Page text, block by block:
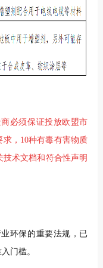
必须保证投放欧盟市
求，10种有毒有害物质
术文档和符合性声明
环保的重要法规，已
门槛。